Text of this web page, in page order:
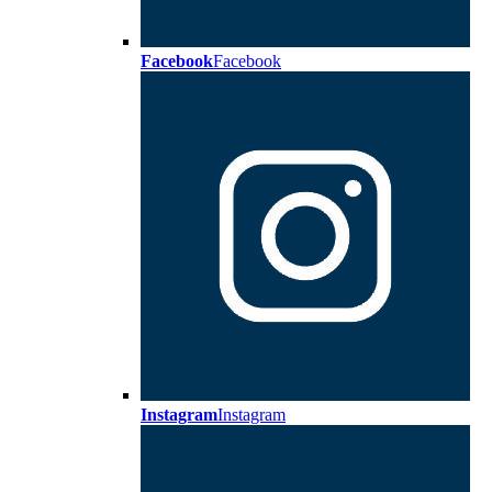
FacebookFacebook
InstagramInstagram